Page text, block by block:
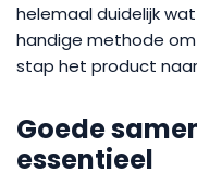
helemaal duidelijk
handige methode
stap het product
Goede
essentieel